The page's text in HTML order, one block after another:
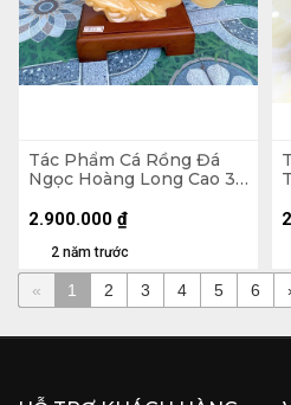
Tác Phẩm Cá Rồng Đá
Ngọc Hoàng Long Cao 30
2 năm trước
2.900.000 ₫
« 1 2 3 4 5 6